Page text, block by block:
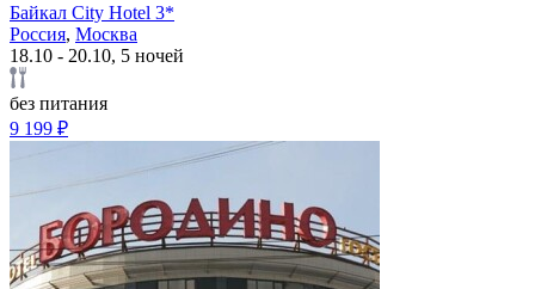
Байкал City Hotel 3*
Россия, Москва
18.10 - 20.10, 5 ночей
без питания
9 199 ₽